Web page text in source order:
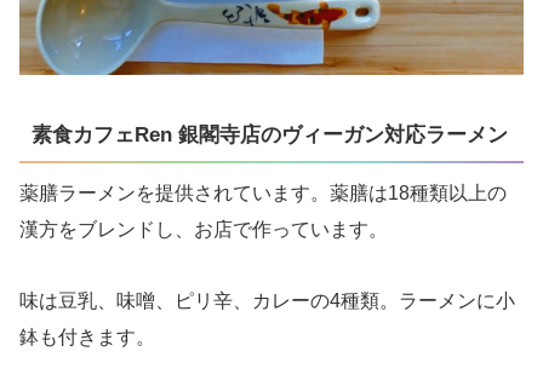
素食カフェRen 銀閣寺店のヴィーガン対応ラーメン
薬膳ラーメンを提供されています。薬膳は18種類以上の
漢方をブレンドし、お店で作っています。
味は豆乳、味噌、ピリ辛、カレーの4種類。ラーメンに小
鉢も付きます。